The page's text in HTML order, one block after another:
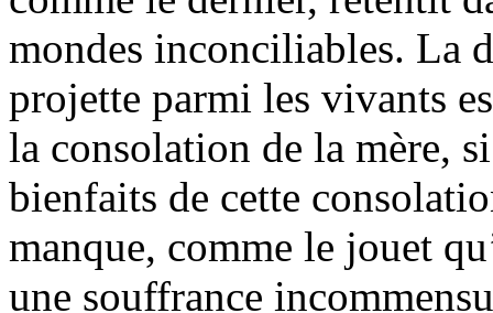
mondes inconciliables. La
projette parmi les vivants
la consolation de la mère,
bienfaits de cette
manque, comme le jouet
une souffrance